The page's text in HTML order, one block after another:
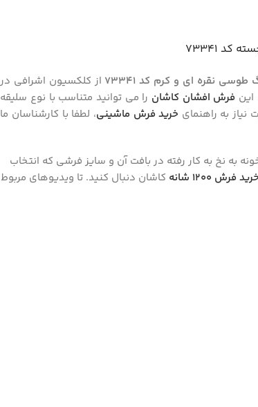
از کلکسیون اشرافی در
فرش افشان کاشان را می توانید متناسب با نوع سلیقه
به راهنمای خرید فرش ماشینی، لطفا با کارشناسان ما
به نخ به کار رفته در بافت آن و سایز فرشی که انتخاب
خرید فرش 1200 شانه
کاشان دنبال کنید. تا ویدیوهای مربوط